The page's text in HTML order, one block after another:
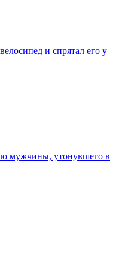
и спрятал его у
мужчины, утонувшего в